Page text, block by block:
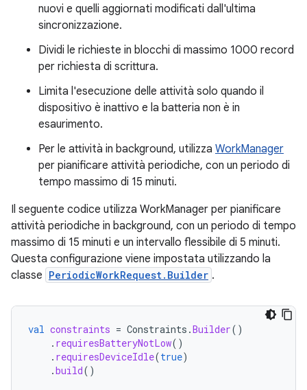
nuovi e quelli aggiornati modificati dall'ultima
sincronizzazione.
Dividi le richieste in blocchi di massimo 1000 record
per richiesta di scrittura.
Limita l'esecuzione delle attività solo quando il
dispositivo è inattivo e la batteria non è in
esaurimento.
Per le attività in background, utilizza WorkManager
per pianificare attività periodiche, con un periodo di
tempo massimo di 15 minuti.
Il seguente codice utilizza WorkManager per pianificare
attività periodiche in background, con un periodo di tempo
massimo di 15 minuti e un intervallo flessibile di 5 minuti.
Questa configurazione viene impostata utilizzando la
classe PeriodicWorkRequest.Builder .
val constraints = Constraints .Builder()
. requiresBatteryNotLow()
. requiresDeviceIdle(true)
.build()